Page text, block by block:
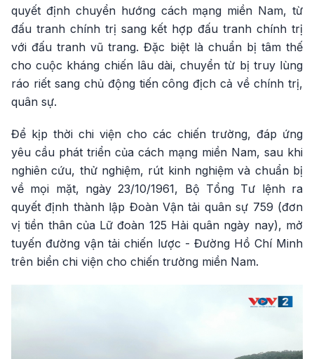
quyết định chuyển hướng cách mạng miền Nam, từ
đấu tranh chính trị sang kết hợp đấu tranh chính trị
với đấu tranh vũ trang. Đặc biệt là chuẩn bị tâm thế
cho cuộc kháng chiến lâu dài, chuyển từ bị truy lùng
ráo riết sang chủ động tiến công địch cả về chính trị,
quân sự.
Để kịp thời chi viện cho các chiến trường, đáp ứng
yêu cầu phát triển của cách mạng miền Nam, sau khi
nghiên cứu, thử nghiệm, rút kinh nghiệm và chuẩn bị
về mọi mặt, ngày 23/10/1961, Bộ Tổng Tư lệnh ra
quyết định thành lập Đoàn Vận tải quân sự 759 (đơn
vị tiền thân của Lữ đoàn 125 Hải quân ngày nay), mở
tuyến đường vận tải chiến lược - Đường Hồ Chí Minh
trên biển chi viện cho chiến trường miền Nam.